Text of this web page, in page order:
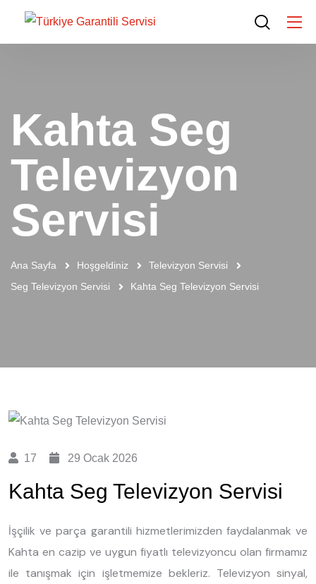
Kahta Seg
Televizyon
Servisi
Ana Sayfa Hoşgeldiniz
Televizyon Servisi
Seg Televizyon Servisi
Kahta Seg Televizyon Servisi
17 29 Ocak 2026
Kahta Seg Televizyon Servisi
İşçilik ve parça garantili hizmetlerimizden faydalanmak ve
Kahta en cazip ve uygun fiyatlı televizyoncu olan firmamız
ile tanışmak için işletmemize bekleriz. Televizyon sinyal,